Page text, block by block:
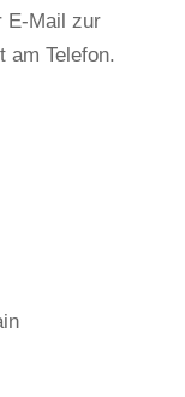
E-Mail zur
am Telefon.